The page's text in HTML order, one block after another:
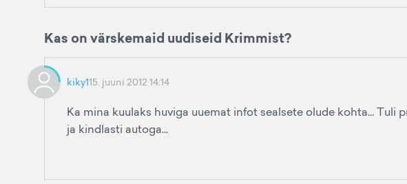
Kas on värskemaid uudiseid Krimmist?
kiky115. juuni 2012 14:14
Ka mina kuulaks huviga uuemat infot sealsete olude kohta... Tuli
ja kindlasti autoga...